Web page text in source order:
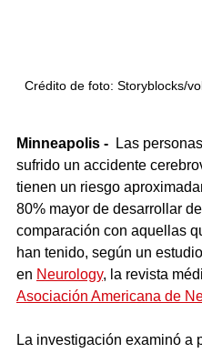
Crédito de foto: Storyblocks/
Minneapolis -
Las
sufrido un accidente
tienen un riesgo
80% mayor de desarrollar
comparación con aquellas
han tenido, según un
en Neurology, la revista
Asociación Americana de
La investigación examinó a